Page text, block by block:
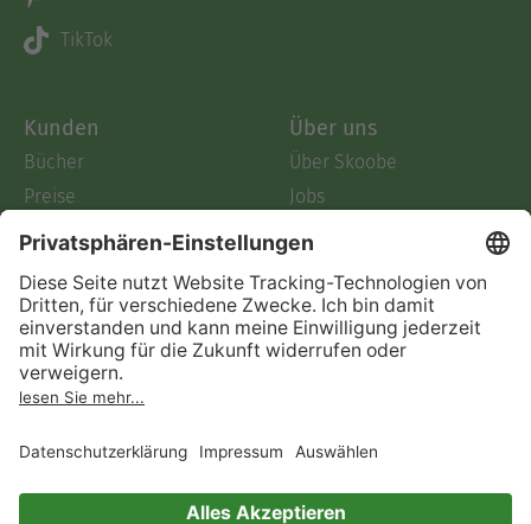
TikTok
Kunden
Bücher
Preise
Skoobe App
Code einlösen
Hilfe
Barrierefreiheit
Login
Über uns
Über Skoobe
Jobs
Partnerprogramm
Firmenkunden